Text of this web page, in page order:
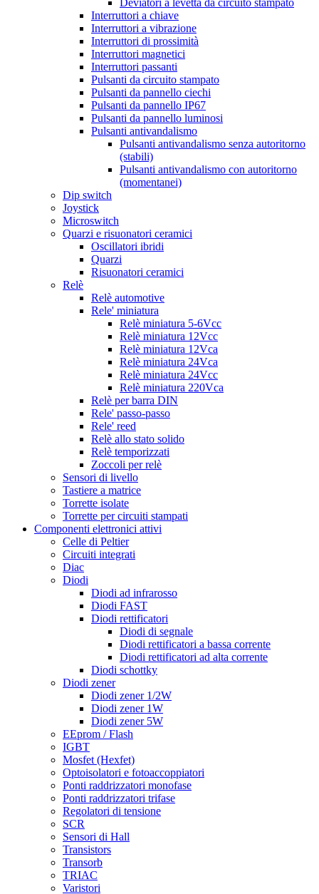
Interruttori a chiave
Interruttori a vibrazione
Interruttori di prossimità
Interruttori magnetici
Interruttori passanti
Pulsanti da circuito stampato
Pulsanti da pannello ciechi
Pulsanti da pannello IP67
Pulsanti da pannello luminosi
Pulsanti antivandalismo
Pulsanti antivandalismo senza autoritorno
(stabili)
Pulsanti antivandalismo con autoritorno
(momentanei)
Dip switch
Joystick
Microswitch
Quarzi e risuonatori ceramici
Oscillatori ibridi
Quarzi
Risuonatori ceramici
Relè
Relè automotive
Rele' miniatura
Relè miniatura 5-6Vcc
Relè miniatura 12Vcc
Relè miniatura 12Vca
Relè miniatura 24Vca
Relè miniatura 24Vcc
Relè miniatura 220Vca
Relè per barra DIN
Rele' passo-passo
Rele' reed
Relè allo stato solido
Relè temporizzati
Zoccoli per relè
Sensori di livello
Tastiere a matrice
Torrette isolate
Torrette per circuiti stampati
Componenti elettronici attivi
Celle di Peltier
Circuiti integrati
Diac
Diodi
Diodi ad infrarosso
Diodi FAST
Diodi rettificatori
Diodi di segnale
Diodi rettificatori a bassa corrente
Diodi rettificatori ad alta corrente
Diodi schottky
Diodi zener
Diodi zener 1/2W
Diodi zener 1W
Diodi zener 5W
EEprom / Flash
IGBT
Mosfet (Hexfet)
Optoisolatori e fotoaccoppiatori
Ponti raddrizzatori monofase
Ponti raddrizzatori trifase
Regolatori di tensione
SCR
Sensori di Hall
Transistors
Transorb
TRIAC
Varistori